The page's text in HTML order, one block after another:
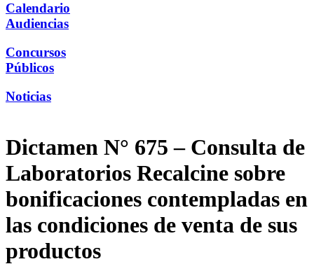
Calendario
Audiencias
Concursos
Públicos
Noticias
Dictamen N° 675 – Consulta de
Laboratorios Recalcine sobre
bonificaciones contempladas en
las condiciones de venta de sus
productos